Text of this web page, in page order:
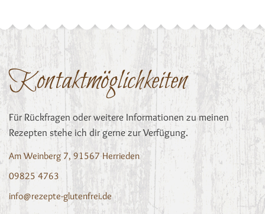
Kontaktmöglichkeiten
Für Rückfragen oder weitere Informationen zu meinen
Rezepten stehe ich dir gerne zur Verfügung.
Am Weinberg 7, 91567 Herrieden
09825 4763
info@rezepte-glutenfrei.de